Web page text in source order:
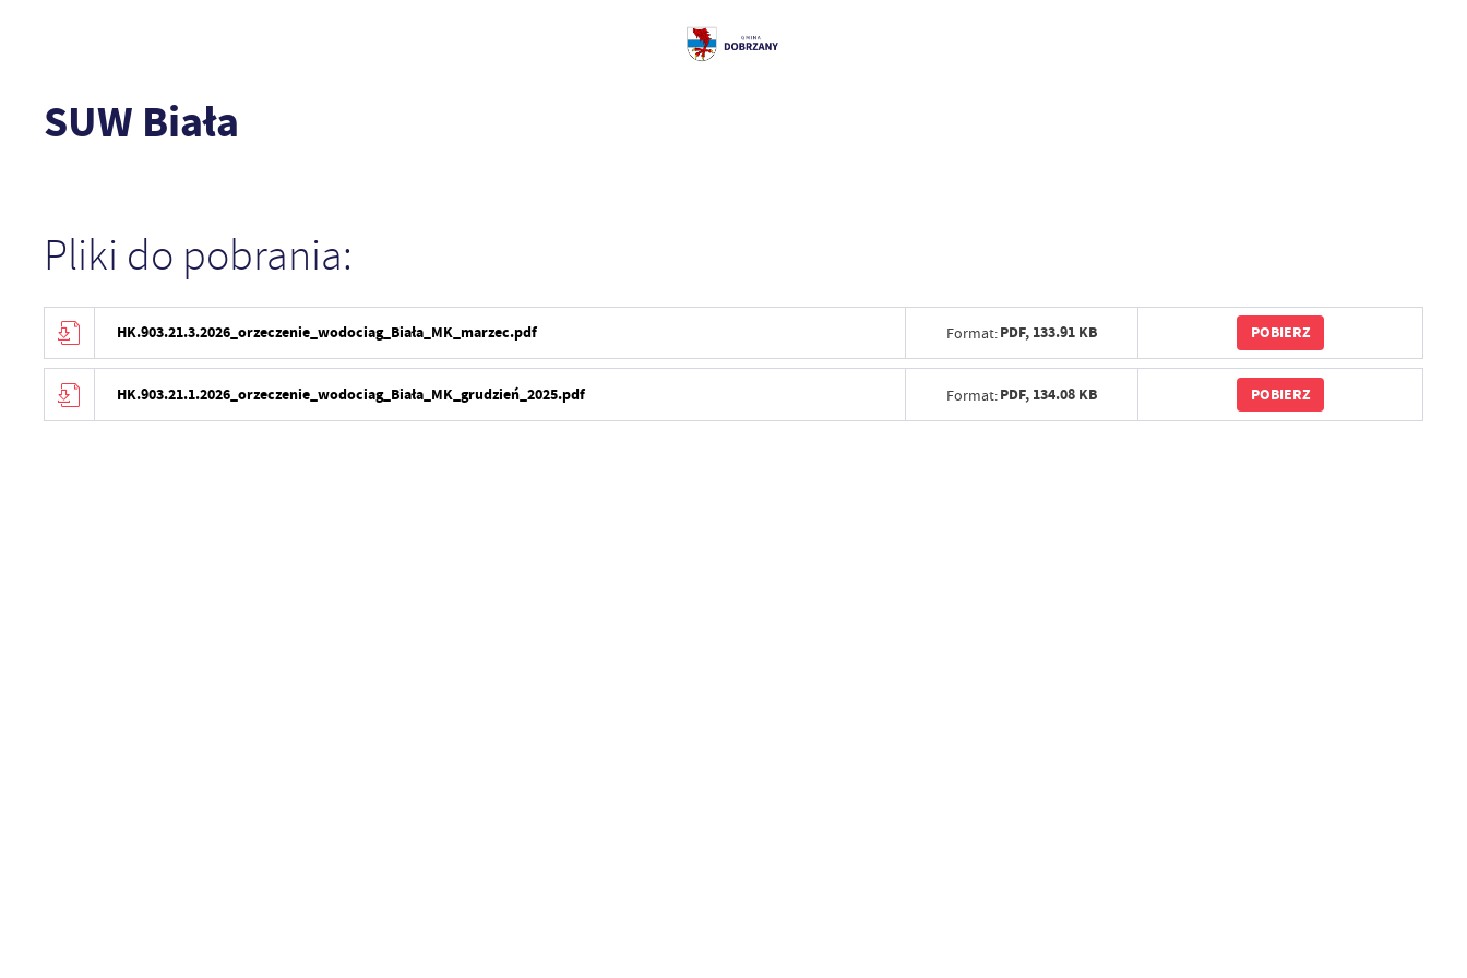
SUW Biała
Pliki do pobrania:
HK.903.21.3.2026_orzeczenie_wodociag_Biała_MK_marzec.pdf Format:PDF, 133.91 KB POBIERZ
HK.903.21.1.2026_orzeczenie_wodociag_Biała_MK_grudzień_2025.pdf Format:PDF, 134.08 KB POBIERZ